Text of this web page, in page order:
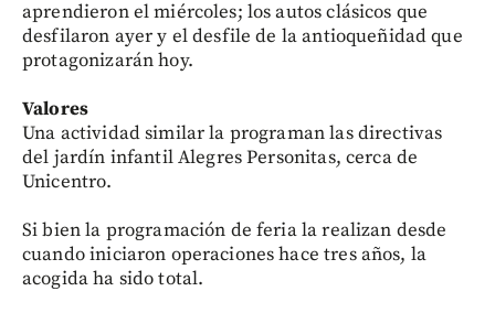
aprendieron el miércoles; los autos clásicos que
desfilaron ayer y el desfile de la antioqueñidad que
protagonizarán hoy.
Valores
Una actividad similar la programan las directivas
del jardín infantil Alegres Personitas, cerca de
Unicentro.
Si bien la programación de feria la realizan desde
cuando iniciaron operaciones hace tres años, la
acogida ha sido total.